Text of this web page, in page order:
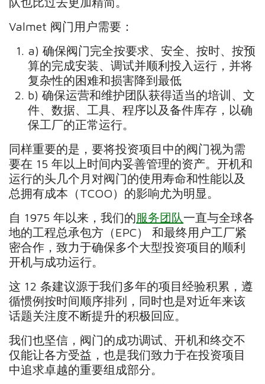
Valmet 阀门用户需要：
a) 确保阀门完全按要求、安全、按时、按预
算的完成安装、调试并顺利投入运行，并将
复杂性的困难和损害降到最低
b) 确保运营和维护团队获得适当的培训、文
件、数据、工具、程序以及备件库存，以确
保工厂的正常运行。
同样重要的是，要将投资项目中的阀门视为需
要在 15 年以上时间内妥善管理的资产。开机和
运行的头几个月对阀门的使用寿命和性能以及
总拥有成本（TCOO）的影响尤为明显。
自 1975 年以来，我们的服务团队一直与全球各
地的工程总承包方（EPC） 和最终用户工厂紧
密合作，致力于确保多个大型投资项目的顺利
开机与成功运行。
这 12 条建议源于我们多年的项目经验积累，遵
循惯例按时间顺序排列，同时也是对近年来该
话题关注度不断提升的积极回应。
我们也坚信，阀门的成功调试、开机和终交不
仅能让各方受益，也是我们致力于在投资项目
中追求卓越的重要组成部分。